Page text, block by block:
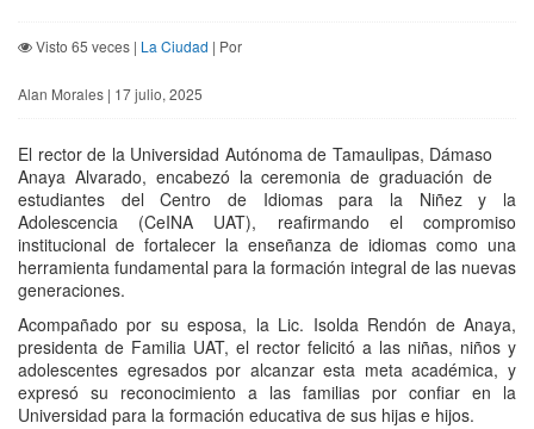
Visto 65 veces | La Ciudad | Por
Alan Morales | 17 julio, 2025
El rector de la Universidad Autónoma de Tamaulipas, Dámaso
Anaya Alvarado, encabezó la ceremonia de graduación de
estudiantes del Centro de Idiomas para la Niñez y la
Adolescencia (CeINA UAT), reafirmando el compromiso
institucional de fortalecer la enseñanza de idiomas como una
herramienta fundamental para la formación integral de las nuevas
generaciones.
Acompañado por su esposa, la Lic. Isolda Rendón de Anaya,
presidenta de Familia UAT, el rector felicitó a las niñas, niños y
adolescentes egresados por alcanzar esta meta académica, y
expresó su reconocimiento a las familias por confiar en la
Universidad para la formación educativa de sus hijas e hijos.